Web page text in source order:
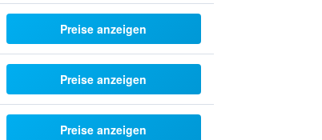
Preise anzeigen
Preise anzeigen
Preise anzeigen